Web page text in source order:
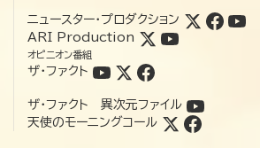
ニュースター・プロダクション
ARI Production
オピニオン番組
ザ・ファクト
ザ・ファクト 異次元ファイル
天使のモーニングコール